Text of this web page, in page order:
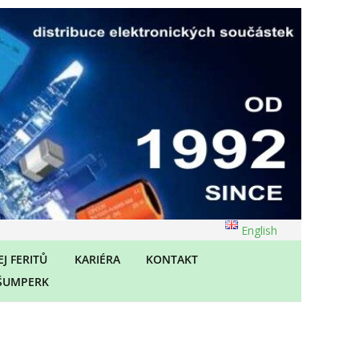
English
FERITŮ
KARIÉRA KONTAKT